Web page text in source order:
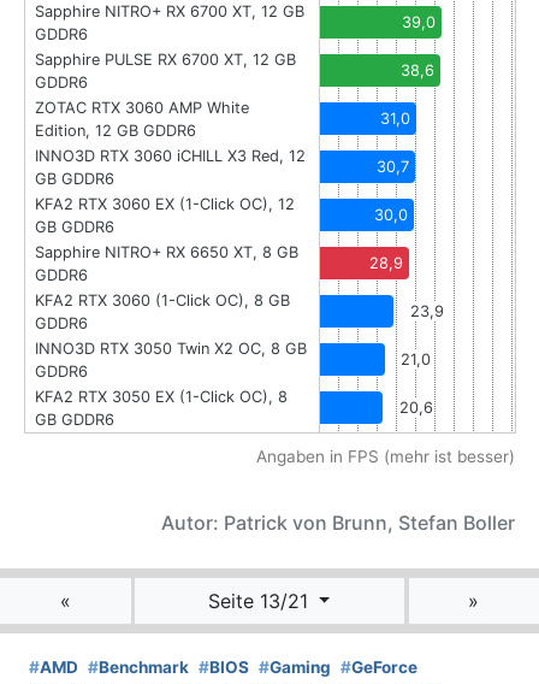
Sapphire NITRO+ RX 6700 XT, 12 GB
GDDR6
39,0
Sapphire PULSE RX 6700 XT, 12 GB
GDDR6
38,6
ZOTAC RTX 3060 AMP White
Edition, 12 GB GDDR6
31,0
INNO3D RTX 3060 iCHILL X3 Red, 12
GB GDDR6
30,7
KFA2 RTX 3060 EX (1-Click OC), 12
GB GDDR6
30,0
Sapphire NITRO+ RX 6650 XT, 8 GB
GDDR6
28,9
KFA2 RTX 3060 (1-Click OC), 8 GB
GDDR6
23,9
INNO3D RTX 3050 Twin X2 OC, 8 GB
GDDR6
21,0
KFA2 RTX 3050 EX (1-Click OC), 8
GB GDDR6
20,6
Angaben in FPS (mehr ist besser)
Autor: Patrick von Brunn, Stefan Boller
« Seite 13/21 »
#AMD #Benchmark #BIOS #Gaming #GeForce